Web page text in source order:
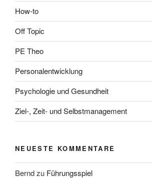
How-to
Off Topic
PE Theo
Personalentwicklung
Psychologie und Gesundheit
Ziel-, Zeit- und Selbstmanagement
NEUESTE KOMMENTARE
Berndzu Führungsspiel